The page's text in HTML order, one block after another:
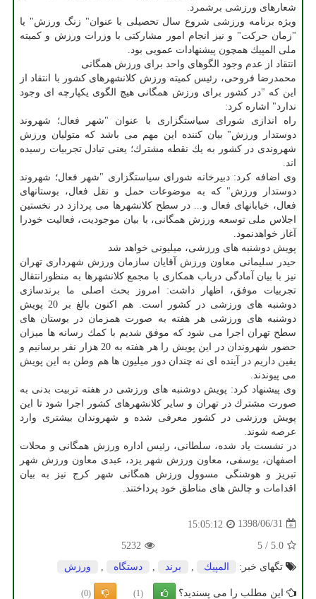
شعارهای ورزشی برشمرد.
ویژه برنامه ورزشی شروع سال تحصیلی با عنوان" زنگ ورزش" یا
"زمان حركت" و نیز انجام امور مشاركتی با وزرات ورزش و كمیته
ملی المپیك همچون پیشنهادات عمویی بود.
انتقاد از عدم وجود الگوهای واحد برای ورزش همگانی
محمدرضا فروحی، رئیس كمیته ورزش كلانشهرهای كشور با انتقاد از
این كه "در كشور برای ورزش همگانی هیچ الگوی یكپارچه ای وجود
ندارد" اشاره كرد:
راه اندازی شورای سیاستگزاری با عنوان "شهر فعال؛ شهروند
دوستدار ورزش" بیان كننده این مهم می باشد كه متولیان ورزش
شهروندی در كشور به یك نقطه مشترك؛ یعنی تبادل تجربیات رسیده
اند.
وی اضافه كرد: دبیرخانه شورای سیاستگزاری "شهر فعال؛ شهروند
دوستدار ورزش" كه به موضوعات حمل و نقل فعال، بوستانهای
فعال، خیابانهای فعال و... در سطح كلانشهرها می پردازد در نخستین
اجلاس ملی توسعه ورزش همگانی، با بیان موجودیت، فعالیت خودرا
آغاز خواهدنمود.
پویش دوشنبه های ورزشی، میلیونی خواهد شد
حیدر سلیمانی معاون ورزش آقایان سازمان ورزش شهرداری تهران
نیز با بیان آمادگی درباب همكاری با مجمع كلانشهرها به منظورانتقال
تجربیات موفق، اظهار داشت: امروز بحث اصلی ما برندسازی
دوشنبه های ورزشی در كشور است. هم اكنون بالغ بر 20 پویش
دوشنبه های ورزشی هر هفته به صورت همزمان در بوستان های
سطح تهران اجرا می شود كه موفق شدیم با كمك رسانه ها میزان
حضور شهروندان در این پویش را هر هفته به 20 هزار نفر برسانیم و
یقین داریم در آینده ای نه چندان دور میلیون ها هم وطن به این پویش
می پیوندند.
وی پیشنهاد كرد: پویش دوشنبه های ورزشی در هفته تربیت بدنی به
صورت مشترك در تهران و سایر كلانشهرهای كشور اجرا شود تا این
پویش ورزشی در كشور معرفی شده و شهروندان بیشتری وارد
عرصه شوند.
در نشست یاد شده، سلطانی، رئیس اداره ورزش همگانی و محلات
اصفهان، یوسفی، معاون ورزش شهر یزد، عبدی معاون ورزش شهر
تبریز و هوشنگی مسوول ورزش همگانی شهر كرج نیز به بیان
اقدامات و چالش های مناطق خود پرداختند.
1398/06/31
15:05:12
5.0
/
5
5232
تگهای خبر:
المپیك برند دستگاه ورزش
این مطلب را می پسندید؟ (1)
(0)